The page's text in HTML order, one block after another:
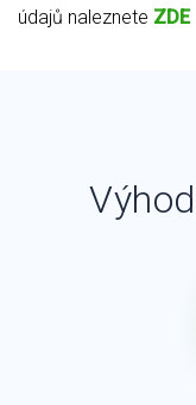
údajů naleznete ZDE